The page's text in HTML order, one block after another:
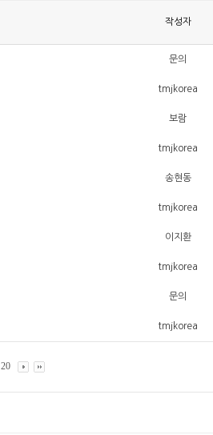
작성자
문의
tmjkorea
보람
tmjkorea
송현동
tmjkorea
이지환
tmjkorea
문의
tmjkorea
20